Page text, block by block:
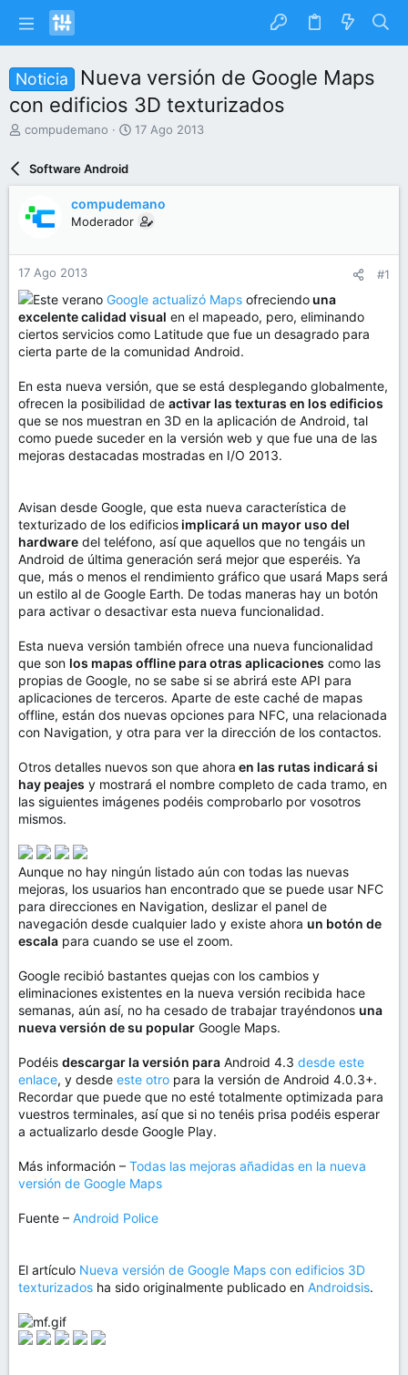
Noticia
Nueva versión de Google Maps
con edificios 3D texturizados
I
a
r
d
e
l
t
e
m
compudemano
F
d
e
n
c
i
o
17 Ago 2013
Software Android
compudemano
Moderador
17 Ago 2013 #1
Este verano Google actualizó Maps ofreciendo una
excelente calidad visual en el mapeado, pero, eliminando
ciertos servicios como Latitude que fue un desagrado para
cierta parte de la comunidad Android.
En esta nueva versión, que se está desplegando globalmente,
ofrecen la posibilidad de activar las texturas en los edificios
que se nos muestran en 3D en la aplicación de Android, tal
como puede suceder en la versión web y que fue una de las
mejoras destacadas mostradas en I/O 2013.
Avisan desde Google, que esta nueva característica de
texturizado de los edificios implicará un mayor uso del
hardware del teléfono, así que aquellos que no tengáis un
Android de última generación será mejor que esperéis. Ya
que, más o menos el rendimiento gráfico que usará Maps será
un estilo al de Google Earth. De todas maneras hay un botón
para activar o desactivar esta nueva funcionalidad.
Esta nueva versión también ofrece una nueva funcionalidad
que son los mapas offline para otras aplicaciones como las
propias de Google, no se sabe si se abrirá este API para
aplicaciones de terceros. Aparte de este caché de mapas
offline, están dos nuevas opciones para NFC, una relacionada
con Navigation, y otra para ver la dirección de los contactos.
Otros detalles nuevos son que ahora en las rutas indicará si
hay peajes y mostrará el nombre completo de cada tramo, en
las siguientes imágenes podéis comprobarlo por vosotros
mismos.
Aunque no hay ningún listado aún con todas las nuevas
mejoras, los usuarios han encontrado que se puede usar NFC
para direcciones en Navigation, deslizar el panel de
navegación desde cualquier lado y existe ahora un botón de
escala para cuando se use el zoom.
Google recibió bastantes quejas con los cambios y
eliminaciones existentes en la nueva versión recibida hace
semanas, aún así, no ha cesado de trabajar trayéndonos una
nueva versión de su popular Google Maps.
Podéis descargar la versión para Android 4.3 desde este
enlace, y desde este otro para la versión de Android 4.0.3+.
Recordar que puede que no esté totalmente optimizada para
vuestros terminales, así que si no tenéis prisa podéis esperar
a actualizarlo desde Google Play.
Más información – Todas las mejoras añadidas en la nueva
versión de Google Maps
Fuente – Android Police
El artículo Nueva versión de Google Maps con edificios 3D
texturizados ha sido originalmente publicado en Androidsis.